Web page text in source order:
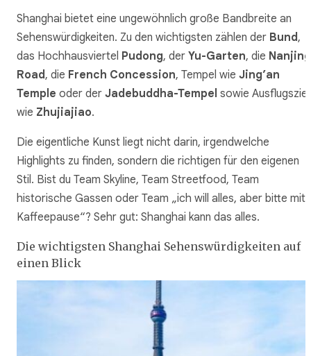
Shanghai bietet eine ungewöhnlich große Bandbreite an
Sehenswürdigkeiten. Zu den wichtigsten zählen der Bund ,
das Hochhausviertel Pudong, der Yu-Garten, die Nanjing
Road , die French Concession, Tempel wie Jing’an
Temple oder der Jadebuddha-Tempel sowie
wie Zhujiajiao.
Die eigentliche Kunst liegt nicht darin, irgendwelche
Highlights zu finden, sondern die richtigen für den eigenen
Stil. Bist du Team Skyline, Team Streetfood, Team
historische Gassen oder Team „ich will alles, aber bitte mit
Kaffeepause“? Sehr gut: Shanghai kann das alles.
Die wichtigsten Shanghai Sehenswürdigkeiten auf
einen Blick